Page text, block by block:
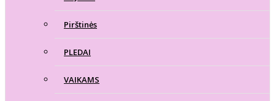
Pirštinės
PLEDAI
VAIKAMS